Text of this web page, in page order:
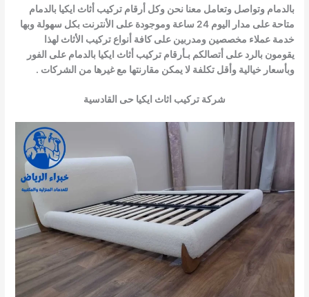
بالدمام وتواصل وتعامل معنا نحن وكل أرقام تركيب أثاث ايكيا بالدمام
متاحة على مدار اليوم 24 ساعة وموجودة على الأنترنت بكل سهولة وبها
خدمة عملاء مخصصين ومدربين على كافة أنواع تركيب الأثاث لهذا
يقومون بالرد على أتصالكم بـأرقام تركيب أثاث ايكيا بالدمام على الفور
وبأسعار خيالية وأقل تكلفة لا يمكن مقارنتها مع غيرها من الشركات .
شركة تركيب اثاث ايكيا حى القادسية